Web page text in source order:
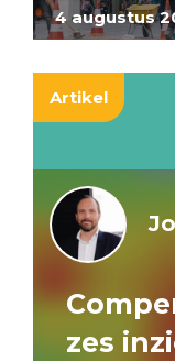
4 augustus
Artikel
zes